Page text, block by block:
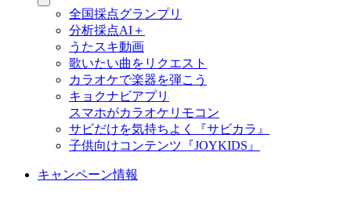
全国採点グランプリ
分析採点AI＋
うたスキ動画
歌いたい曲をリクエスト
カラオケで楽器を弾こう
キョクナビアプリ
スマホがカラオケリモコン
サビだけを気持ちよく『サビカラ』
子供向けコンテンツ『JOYKIDS』
キャンペーン情報